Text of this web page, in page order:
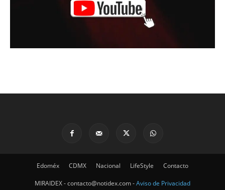
Edoméx CDMX Nacional LifeStyle Contacto
MIRAIDEX - contacto@notidex.com -Aviso de Privacidad